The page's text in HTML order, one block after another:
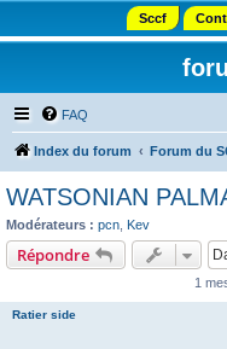
Sccf
FAQ
Index du forum Forum du
WATSONIAN
Modérateurs : pcn Kev
Répondre
1
Ratier side